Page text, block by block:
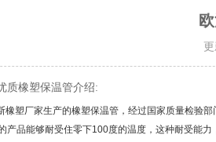
质橡塑保温管介绍:
橡塑厂家生产的橡塑保温管，经过国家质量检验部
产品能够耐受住零下100度的温度，这种耐受能